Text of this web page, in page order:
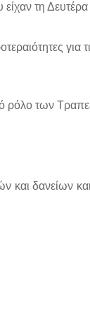
τη
για
ρόλο των
και δανείων